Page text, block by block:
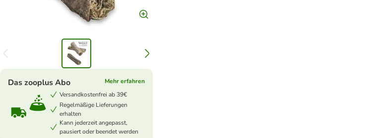
Das zooplus Abo
Mehr erfahren
Versandkostenfrei ab 39€
Regelmäßige Lieferungen
erhalten
Kann jederzeit angepasst,
pausiert oder beendet werden